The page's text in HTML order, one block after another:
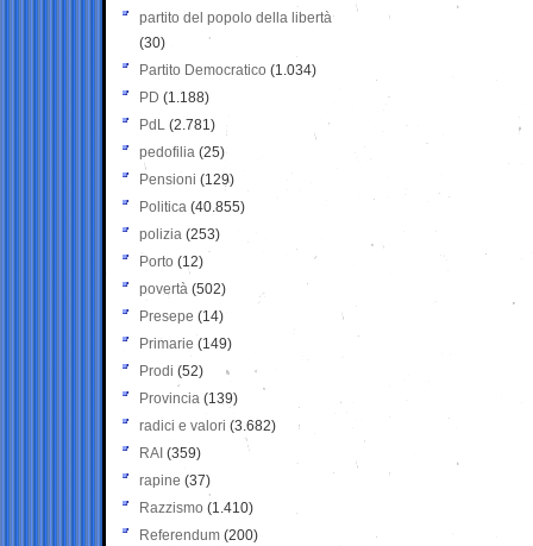
partito del popolo della libertà
(30)
Partito Democratico (1.034)
PD (1.188)
PdL (2.781)
pedofilia (25)
Pensioni (129)
Politica (40.855)
polizia (253)
Porto (12)
povertà (502)
Presepe (14)
Primarie (149)
Prodi (52)
Provincia (139)
radici e valori (3.682)
RAI (359)
rapine (37)
Razzismo (1.410)
Referendum (200)